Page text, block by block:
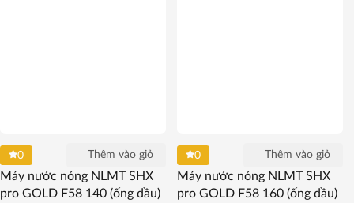
0 Thêm vào giỏ
Máy nước nóng NLMT SHX
pro GOLD F58 140 (ống dầu)
0 Thêm vào giỏ
Máy nước nóng NLMT SHX
pro GOLD F58 160 (ống dầu)